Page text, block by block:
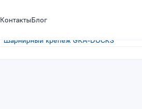
КонтактыБлог
Шарнирный крепёж GKA-DOCKS